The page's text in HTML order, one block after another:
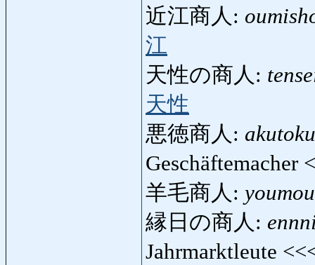
近江商人:
江
天性の商人:
天性
悪徳商人:
Geschäftemacher
羊毛商人:
縁日の商人:
Jahrmarktleute